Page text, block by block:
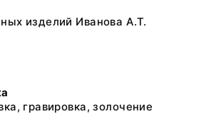
изделий Иванова А.Т.
гравировка, золочение